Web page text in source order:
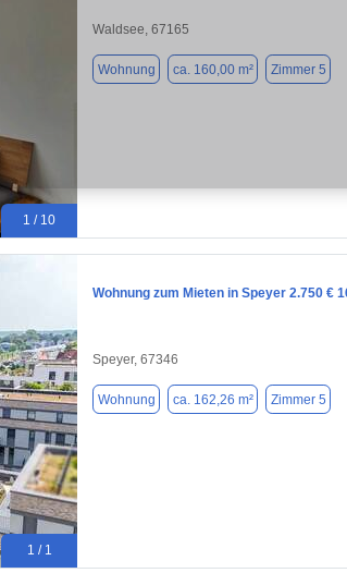
1 / 10
Waldsee, 67165
Wohnung ca. 160,00 m² Zimmer 5
1 / 1
Wohnung zum Mieten in Speyer 2.750 €
Speyer, 67346
Wohnung ca. 162,26 m² Zimmer 5